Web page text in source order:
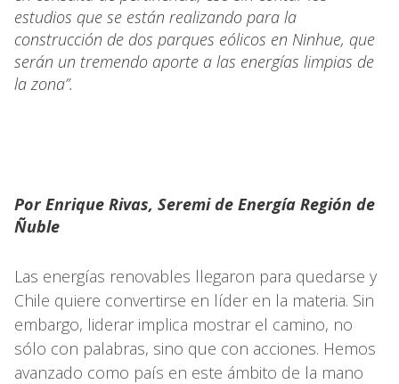
estudios que se están realizando para la
construcción de dos parques eólicos en Ninhue, que
serán un tremendo aporte a las energías limpias de
la zona”.
Por Enrique Rivas, Seremi de Energía Región de
Ñuble
Las energías renovables llegaron para quedarse y
Chile quiere convertirse en líder en la materia. Sin
embargo, liderar implica mostrar el camino, no
sólo con palabras, sino que con acciones. Hemos
avanzado como país en este ámbito de la mano